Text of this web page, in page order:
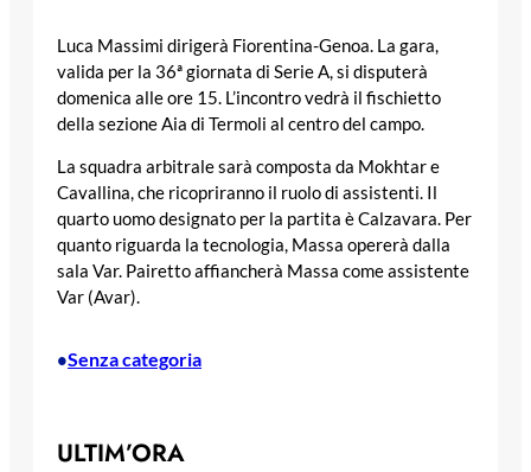
Luca Massimi dirigerà Fiorentina-Genoa. La gara,
valida per la 36ª giornata di Serie A, si disputerà
domenica alle ore 15. L’incontro vedrà il fischietto
della sezione Aia di Termoli al centro del campo.
La squadra arbitrale sarà composta da Mokhtar e
Cavallina, che ricopriranno il ruolo di assistenti. Il
quarto uomo designato per la partita è Calzavara. Per
quanto riguarda la tecnologia, Massa opererà dalla
sala Var. Pairetto affiancherà Massa come assistente
Var (Avar).
•Senza categoria
ULTIM’ORA